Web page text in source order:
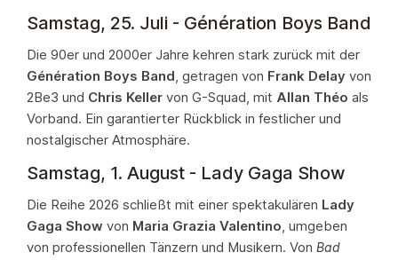
Samstag, 25. Juli - Génération Boys Band
Die 90er und 2000er Jahre kehren stark zurück mit der
Génération Boys Band, getragen von Frank Delay von
2Be3 und Chris Keller von G-Squad, mit Allan Théo als
Vorband. Ein garantierter Rückblick in festlicher und
nostalgischer Atmosphäre.
Samstag, 1. August - Lady Gaga Show
Die Reihe 2026 schließt mit einer spektakulären Lady
Gaga Show von Maria Grazia Valentino , umgeben
von professionellen Tänzern und Musikern. Von Bad